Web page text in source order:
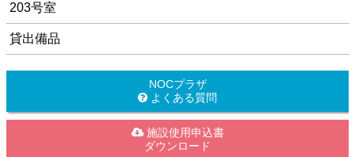
203号室
貸出備品
NOCプラザ
よくある質問
施設使用申込書
ダウンロード